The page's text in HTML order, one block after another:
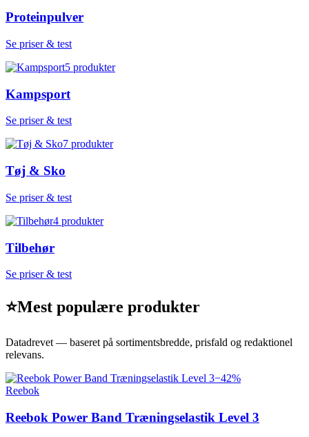
Proteinpulver
Se priser & test
5 produkter
Kampsport
Se priser & test
7 produkter
Tøj & Sko
Se priser & test
4 produkter
Tilbehør
Se priser & test
⭐Mest populære produkter
Datadrevet — baseret på sortimentsbredde, prisfald og redaktionel
relevans.
−42%
Reebok
Reebok Power Band Træningselastik Level 3